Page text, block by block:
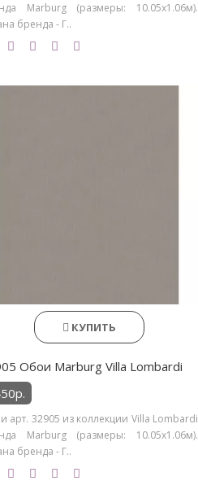
Marburg (размеры: 10.05х1.06м).
бренда - Г..
КУПИТЬ
Обои Marburg Villa Lombardi
арт. 32905 из коллекции Villa Lombardi
Marburg (размеры: 10.05х1.06м).
бренда - Г..